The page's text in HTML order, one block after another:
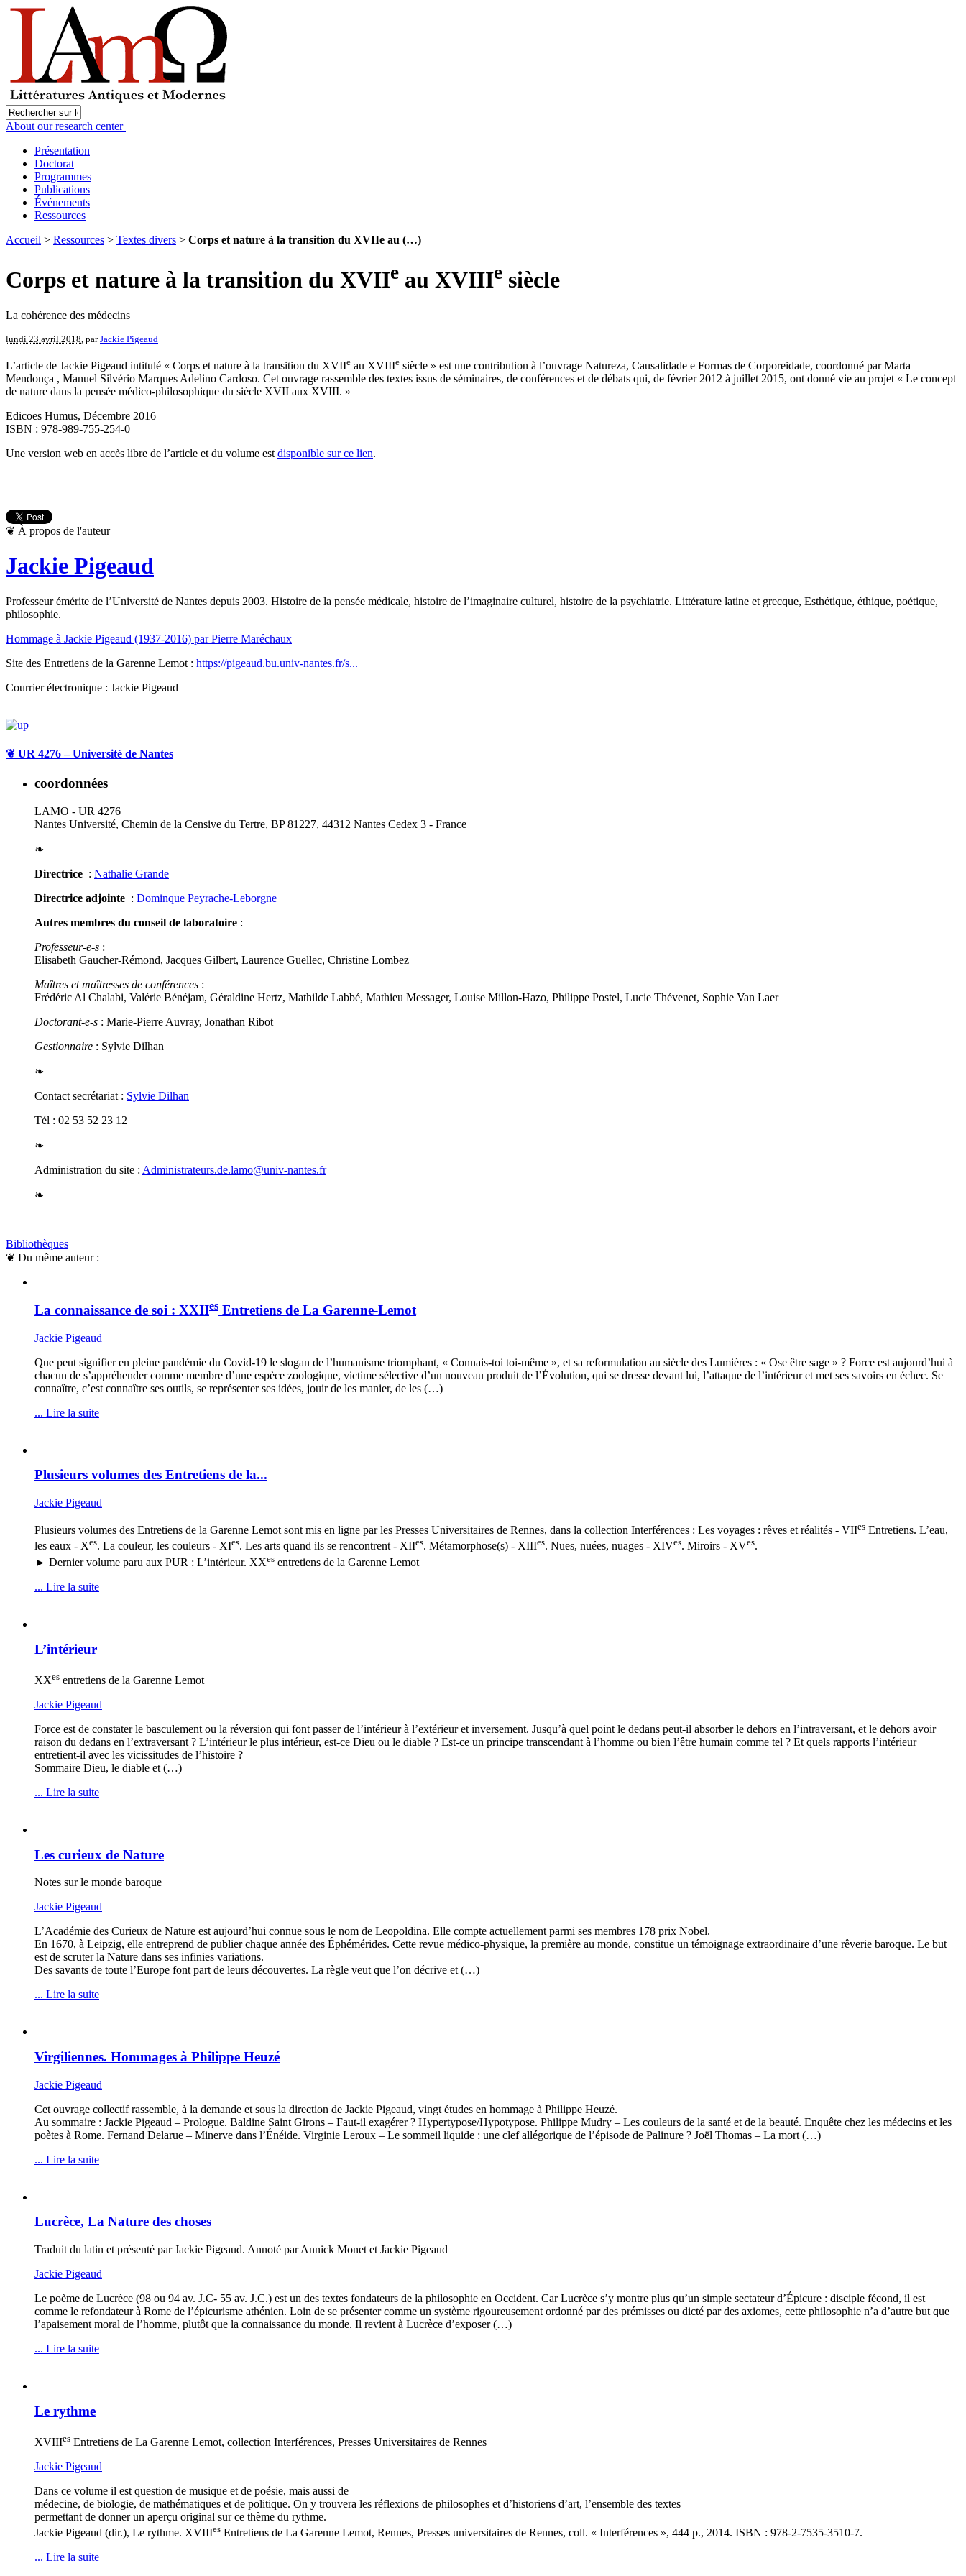
About our research center
Présentation
Doctorat
Programmes
Publications
Événements
Ressources
Accueil > Ressources > Textes divers > Corps et nature à la transition du XVIIe au (…)
Corps et nature à la transition du XVIIe au XVIIIe siècle
La cohérence des médecins
lundi 23 avril 2018 , parJackie Pigeaud
L’article de Jackie Pigeaud intitulé « Corps et nature à la transition du XVIIe au XVIIIe siècle » est une contribution à l’ouvrage Natureza, Causalidade e Formas de Corporeidade, coordonné par Marta
Mendonça , Manuel Silvério Marques Adelino Cardoso. Cet ouvrage rassemble des textes issus de séminaires, de conférences et de débats qui, de février 2012 à juillet 2015, ont donné vie au projet « Le concept
de nature dans la pensée médico-philosophique du siècle XVII aux XVIII. »
Edicoes Humus, Décembre 2016
ISBN : 978‑989‑755‑254‑0
Une version web en accès libre de l’article et du volume est disponible sur ce lien.
❦ À propos de l'auteur
Jackie Pigeaud
Professeur émérite de l’Université de Nantes depuis 2003. Histoire de la pensée médicale, histoire de l’imaginaire culturel, histoire de la psychiatrie. Littérature latine et grecque, Esthétique, éthique, poétique,
philosophie.
Hommage à Jackie Pigeaud (1937-2016) par Pierre Maréchaux
Site des Entretiens de la Garenne Lemot : https://pigeaud.bu.univ-nantes.fr/s...
Courrier électronique : Jackie Pigeaud
❦ UR 4276 – Université de Nantes
coordonnées
LAMO - UR 4276
Nantes Université, Chemin de la Censive du Tertre, BP 81227, 44312 Nantes Cedex 3 - France
❧
Directrice : Nathalie Grande
Directrice adjointe : Dominque Peyrache-Leborgne
Autres membres du conseil de laboratoire :
Professeur-e-s :
Elisabeth Gaucher-Rémond, Jacques Gilbert, Laurence Guellec, Christine Lombez
Maîtres et maîtresses de conférences :
Frédéric Al Chalabi, Valérie Bénéjam, Géraldine Hertz, Mathilde Labbé, Mathieu Messager, Louise Millon-Hazo, Philippe Postel, Lucie Thévenet, Sophie Van Laer
Doctorant-e-s : Marie-Pierre Auvray, Jonathan Ribot
Gestionnaire : Sylvie Dilhan
❧
Contact secrétariat : Sylvie Dilhan
Tél : 02 53 52 23 12
❧
Administration du site : Administrateurs.de.lamo@univ-nantes.fr
❧
Bibliothèques
❦ Du même auteur :
La connaissance de soi : XXIIes Entretiens de La Garenne-Lemot
Jackie Pigeaud
Que peut signifier en pleine pandémie du Covid-19 le slogan de l’humanisme triomphant, « Connais-toi toi-même », et sa reformulation au siècle des Lumières : « Ose être sage » ? Force est aujourd’hui à
chacun de s’appréhender comme membre d’une espèce zoologique, victime sélective d’un nouveau produit de l’Évolution, qui se dresse devant lui, l’attaque de l’intérieur et met ses savoirs en échec. Se
connaître, c’est connaître ses outils, se représenter ses idées, jouir de les manier, de les (…)
... Lire la suite
Plusieurs volumes des Entretiens de la...
Jackie Pigeaud
Plusieurs volumes des Entretiens de la Garenne Lemot sont mis en ligne par les Presses Universitaires de Rennes, dans la collection Interférences : Les voyages : rêves et réalités - VIIes Entretiens. L’eau,
les eaux - Xes. La couleur, les couleurs - XIes. Les arts quand ils se rencontrent - XIIes. Métamorphose(s) - XIIIes. Nues, nuées, nuages - XIVes. Miroirs - XVes.
► Dernier volume paru aux PUR : L’intérieur. XXes entretiens de la Garenne Lemot
... Lire la suite
L’intérieur
XXes entretiens de la Garenne Lemot
Jackie Pigeaud
Force est de constater le basculement ou la réversion qui font passer de l’intérieur à l’extérieur et inversement. Jusqu’à quel point le dedans peut-il absorber le dehors en l’intraversant, et le dehors avoir
raison du dedans en l’extraversant ? L’intérieur le plus intérieur, est-ce Dieu ou le diable ? Est-ce un principe transcendant à l’homme ou bien l’être humain comme tel ? Et quels rapports l’intérieur
entretient-il avec les vicissitudes de l’histoire ?
Sommaire Dieu, le diable et (…)
... Lire la suite
Les curieux de Nature
Notes sur le monde baroque
Jackie Pigeaud
L’Académie des Curieux de Nature est aujourd’hui connue sous le nom de Leopoldina. Elle compte actuellement parmi ses membres 178 prix Nobel.
En 1670, à Leipzig, elle entreprend de publier chaque année des Éphémérides. Cette revue médico-physique, la première au monde, constitue un témoignage extraordinaire d’une rêverie baroque. Le but
est de scruter la Nature dans ses infinies variations.
Des savants de toute l’Europe font part de leurs découvertes. La règle veut que l’on décrive et (…)
... Lire la suite
Virgiliennes. Hommages à Philippe Heuzé
Jackie Pigeaud
Cet ouvrage collectif rassemble, à la demande et sous la direction de Jackie Pigeaud, vingt études en hommage à Philippe Heuzé.
Au sommaire : Jackie Pigeaud – Prologue. Baldine Saint Girons – Faut-il exagérer ? Hypertypose/Hypotypose. Philippe Mudry – Les couleurs de la santé et de la beauté. Enquête chez les médecins et les
poètes à Rome. Fernand Delarue – Minerve dans l’Énéide. Virginie Leroux – Le sommeil liquide : une clef allégorique de l’épisode de Palinure ? Joël Thomas – La mort (…)
... Lire la suite
Lucrèce, La Nature des choses
Traduit du latin et présenté par Jackie Pigeaud. Annoté par Annick Monet et Jackie Pigeaud
Jackie Pigeaud
Le poème de Lucrèce (98 ou 94 av. J.C- 55 av. J.C.) est un des textes fondateurs de la philosophie en Occident. Car Lucrèce s’y montre plus qu’un simple sectateur d’Épicure : disciple fécond, il est
comme le refondateur à Rome de l’épicurisme athénien. Loin de se présenter comme un système rigoureusement ordonné par des prémisses ou dicté par des axiomes, cette philosophie n’a d’autre but que
l’apaisement moral de l’homme, plutôt que la connaissance du monde. Il revient à Lucrèce d’exposer (…)
... Lire la suite
Le rythme
XVIIIes Entretiens de La Garenne Lemot, collection Interférences, Presses Universitaires de Rennes
Jackie Pigeaud
Dans ce volume il est question de musique et de poésie, mais aussi de
médecine, de biologie, de mathématiques et de politique. On y trouvera les réflexions de philosophes et d’historiens d’art, l’ensemble des textes
permettant de donner un aperçu original sur ce thème du rythme.
Jackie Pigeaud (dir.), Le rythme. XVIIIes Entretiens de La Garenne Lemot, Rennes, Presses universitaires de Rennes, coll. « Interférences », 444 p., 2014. ISBN : 978-2-7535-3510-7.
... Lire la suite